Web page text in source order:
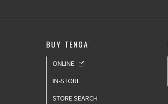
BUY TENGA
ONLINE
IN-STORE
STORE SEARCH